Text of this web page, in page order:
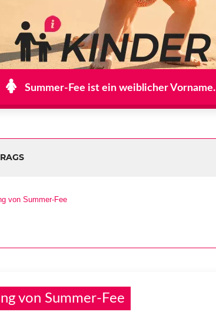
Summer-Fee ist ein weiblicher Vorname.
von Summer-Fee
von Summer-Fee